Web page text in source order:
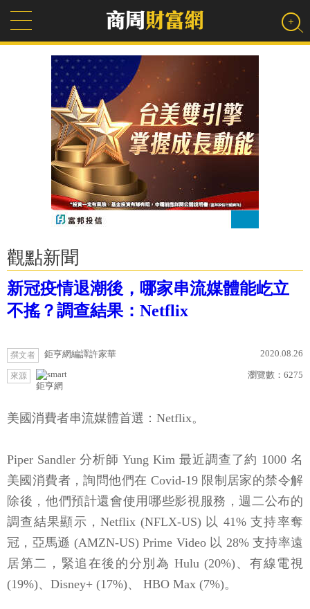
觀點新聞
新冠疫情退潮後，哪家串流媒體能屹立
不搖？調查結果：Netflix
撰文者 鉅亨網編譯許家華 2020.08.26
來源
鉅亨網
瀏覽數： 6275
美國消費者串流媒體首選：Netflix。
Piper Sandler 分析師 Yung Kim 最近調查了約 1000 名
美國消費者，詢問他們在 Covid-19 限制居家的禁令解
除後，他們預計還會使用哪些影視服務，週二公布的
調查結果顯示，Netflix (NFLX-US) 以 41% 支持率奪
冠，亞馬遜 (AMZN-US) Prime Video 以 28% 支持率遠
居第二，緊追在後的分別為 Hulu (20%)、有線電視
(19%)、Disney+ (17%)、 HBO Max (7%)。